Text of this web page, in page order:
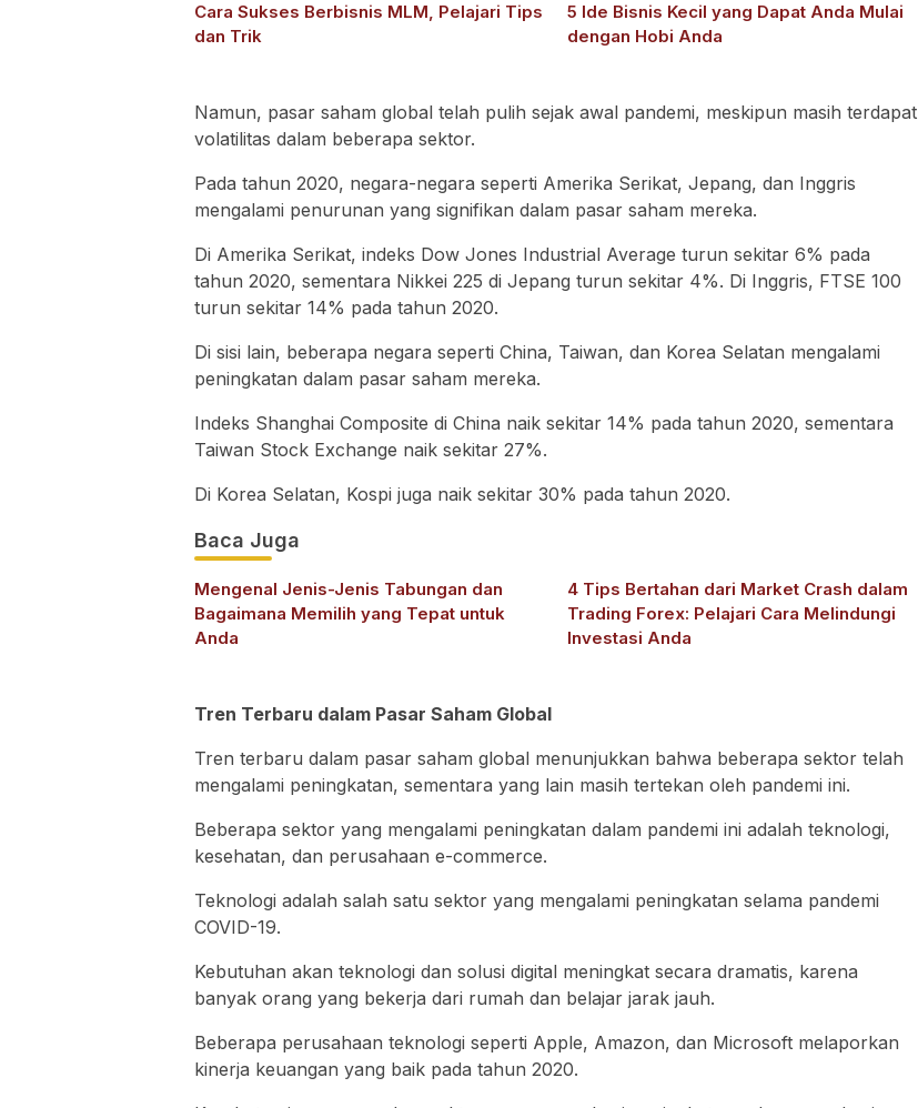
Cara Sukses Berbisnis MLM, Pelajari Tips
dan Trik
5 Ide Bisnis Kecil yang Dapat Anda Mulai
dengan Hobi Anda
Namun, pasar saham global telah pulih sejak awal pandemi, meskipun masih terdapat
volatilitas dalam beberapa sektor.
Pada tahun 2020, negara-negara seperti Amerika Serikat, Jepang, dan Inggris
mengalami penurunan yang signifikan dalam pasar saham mereka.
Di Amerika Serikat, indeks Dow Jones Industrial Average turun sekitar 6% pada
tahun 2020, sementara Nikkei 225 di Jepang turun sekitar 4%. Di Inggris, FTSE 100
turun sekitar 14% pada tahun 2020.
Di sisi lain, beberapa negara seperti China, Taiwan, dan Korea Selatan mengalami
peningkatan dalam pasar saham mereka.
Indeks Shanghai Composite di China naik sekitar 14% pada tahun 2020, sementara
Taiwan Stock Exchange naik sekitar 27%.
Di Korea Selatan, Kospi juga naik sekitar 30% pada tahun 2020.
Baca Juga
Mengenal Jenis-Jenis Tabungan dan
Bagaimana Memilih yang Tepat untuk
Anda
4 Tips Bertahan dari Market Crash dalam
Trading Forex: Pelajari Cara Melindungi
Investasi Anda
Tren Terbaru dalam Pasar Saham Global
Tren terbaru dalam pasar saham global menunjukkan bahwa beberapa sektor telah
mengalami peningkatan, sementara yang lain masih tertekan oleh pandemi ini.
Beberapa sektor yang mengalami peningkatan dalam pandemi ini adalah teknologi,
kesehatan, dan perusahaan e-commerce.
Teknologi adalah salah satu sektor yang mengalami peningkatan selama pandemi
COVID-19.
Kebutuhan akan teknologi dan solusi digital meningkat secara dramatis, karena
banyak orang yang bekerja dari rumah dan belajar jarak jauh.
Beberapa perusahaan teknologi seperti Apple, Amazon, dan Microsoft melaporkan
kinerja keuangan yang baik pada tahun 2020.